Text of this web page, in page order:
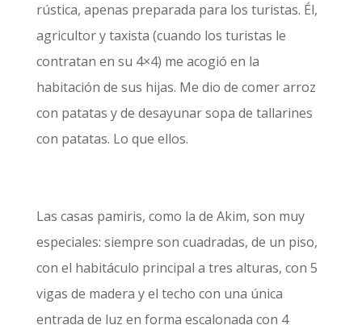
rústica, apenas preparada para los turistas. Él,
agricultor y taxista (cuando los turistas le
contratan en su 4×4) me acogió en la
habitación de sus hijas. Me dio de comer arroz
con patatas y de desayunar sopa de tallarines
con patatas. Lo que ellos.
Las casas pamiris, como la de Akim, son muy
especiales: siempre son cuadradas, de un piso,
con el habitáculo principal a tres alturas, con 5
vigas de madera y el techo con una única
entrada de luz en forma escalonada con 4